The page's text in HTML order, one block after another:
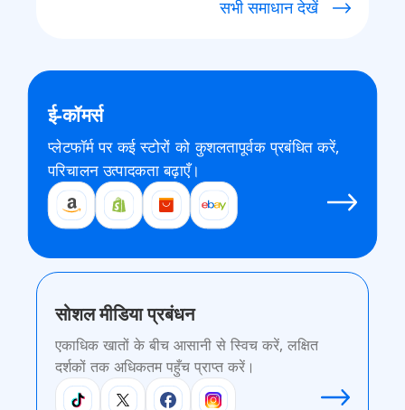
सभी समाधान देखें
ई-कॉमर्स
प्लेटफॉर्म पर कई स्टोरों को कुशलतापूर्वक प्रबंधित करें,
परिचालन उत्पादकता बढ़ाएँ।
सोशल मीडिया प्रबंधन
एकाधिक खातों के बीच आसानी से स्विच करें, लक्षित
दर्शकों तक अधिकतम पहुँच प्राप्त करें।